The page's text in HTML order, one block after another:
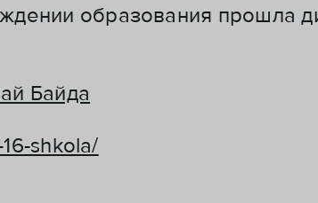
образования прошла
Байда
shkola/